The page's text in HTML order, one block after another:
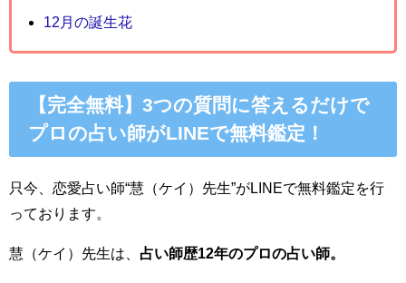
12月の誕生花
【完全無料】3つの質問に答えるだけで
プロの占い師がLINEで無料鑑定！
只今、恋愛占い師“慧（ケイ）先生”がLINEで無料鑑定を行
っております。
慧（ケイ）先生は、 占い師歴12年のプロの占い師。